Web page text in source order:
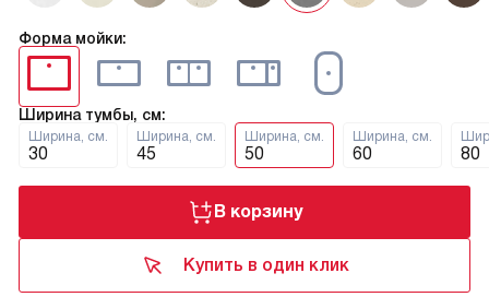
Форма мойки:
Ширина тумбы, см:
Ширина, см.
30
Ширина, см.
45
Ширина, см.
50
Ширина, см.
60 80
В корзину
Купить в один клик